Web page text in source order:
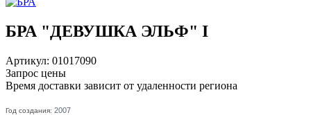
БРА "ДЕВУШКА ЭЛЬФ" I
Артикул: 01017090
Запрос цены
Время доставки зависит от удаленности региона
Год создания: 2007